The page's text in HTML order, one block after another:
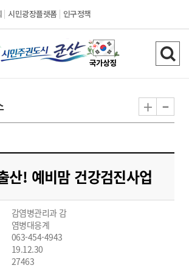
시민광장플랫폼 인구정책
시
민
도
시
군
산
검
색
기
+ -
산! 예비맘 건강검진사업
감염병관리과 감
염병대응계
063-454-4943
19.12.30
27463